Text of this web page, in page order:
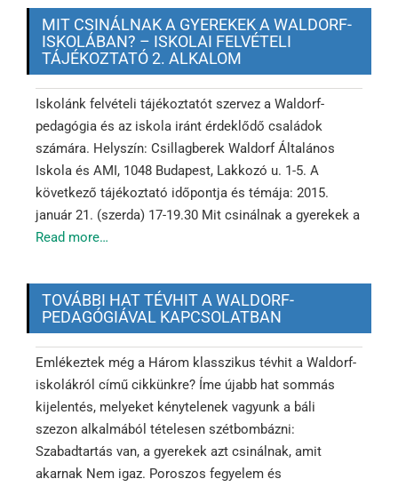
MIT CSINÁLNAK A GYEREKEK A WALDORF-
ISKOLÁBAN? – ISKOLAI FELVÉTELI
TÁJÉKOZTATÓ 2. ALKALOM
Iskolánk felvételi tájékoztatót szervez a Waldorf-
pedagógia és az iskola iránt érdeklődő családok
számára. Helyszín: Csillagberek Waldorf Általános
Iskola és AMI, 1048 Budapest, Lakkozó u. 1-5. A
következő tájékoztató időpontja és témája: 2015.
január 21. (szerda) 17-19.30 Mit csinálnak a gyerekek a
Read more…
TOVÁBBI HAT TÉVHIT A WALDORF-
PEDAGÓGIÁVAL KAPCSOLATBAN
Emlékeztek még a Három klasszikus tévhit a Waldorf-
iskolákról című cikkünkre? Íme újabb hat sommás
kijelentés, melyeket kénytelenek vagyunk a báli
szezon alkalmából tételesen szétbombázni:
Szabadtartás van, a gyerekek azt csinálnak, amit
akarnak Nem igaz. Poroszos fegyelem és